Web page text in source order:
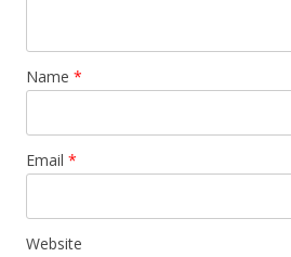
Name *
Email *
Website